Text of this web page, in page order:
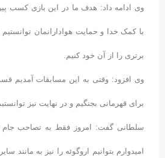
وی ادامه داد: هدف ما در این بازی کسب
با کمک خدا و حمایت هوادارانمان توانستیم
برتری را از آن خود کنیم.
وی افزود: وقتی به این مسابقات آمدیم
برای قهرمانی بجنگیم و در نهایت نیز
سلطانی گفت: امروز فقط به تصاحب جام
امیدوارم بتوانیم اروگوئه را نیز به مانند